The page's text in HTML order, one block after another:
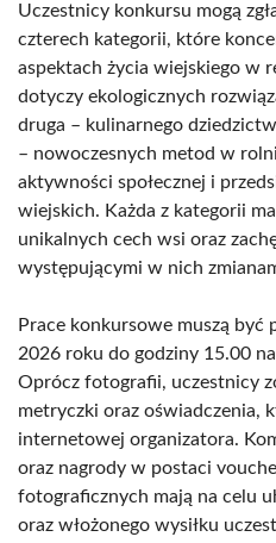
Uczestnicy konkursu mogą
czterech kategorii, które
aspektach życia wiejskiego w
dotyczy ekologicznych
druga – kulinarnego
– nowoczesnych metod w
aktywności społecznej i
wiejskich. Każda z kategorii
unikalnych cech wsi oraz
występującymi w nich
Prace konkursowe muszą być
2026 roku do godziny 15.00
Oprócz fotografii, uczestnicy
metryczki oraz oświadczenia,
internetowej organizatora.
oraz nagrody w postaci
fotograficznych mają na celu
oraz włożonego wysiłku